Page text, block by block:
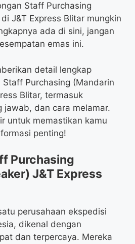
Staff Purchasing
J&T Express Blitar mungkin
ada di sini, jangan
emas ini.
detail lengkap
Purchasing (Mandarin
Blitar, termasuk
jawab, dan cara melamar.
untuk memastikan kamu
penting!
Purchasing
J&T Express
perusahaan ekspedisi
dikenal dengan
dan terpercaya. Mereka